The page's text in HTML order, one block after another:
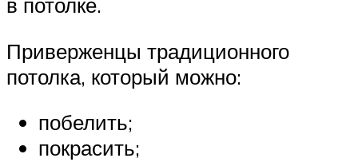
Приверженцы традиционного
потолка, который можно:
побелить;
покрасить;